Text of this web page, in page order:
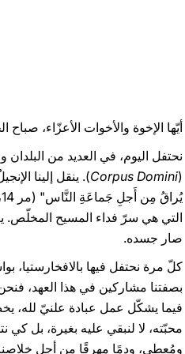
أيّها الإخوة والأخوات الأعزّاء، صباح
نحتفل اليوم، في العديد من
(
Corpus Domini). ينقل إلينا
التي هي سرّ فداء المسيح المخلّص.
صار جسده.
كلّ مرة نحتفل فيها بالافخارستيا،
بصفتنا مشاركين في هذا العهد،
فيما يشكّل عمل عبادة علنيّ لله،
محبّته، لا لنبقي عليه بغيرة، بل
ومُعطى، ودمًا مهرقًا من أجل خلاصنا.